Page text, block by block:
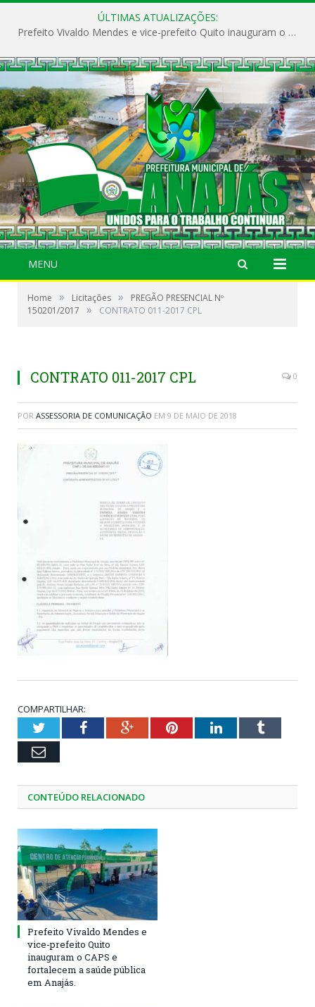
ÚLTIMAS ATUALIZAÇÕES:
Prefeito Vivaldo Mendes e vice-prefeito Quito inauguram o CAPS e fortalecem a saúde pública em Anajás.
MENU
Home » Licitações »
PREGÃO PRESENCIAL Nº
150201/2017
» CONTRATO 011-2017 CPL
CONTRATO 011-2017 CPL 0
POR ASSESSORIA DE COMUNICAÇÃO EM 9 DE MAIO DE 2018
COMPARTILHAR:
TwitterFacebookGoogle+PinterestLinkedInTumblr
Email
CONTEÚDO RELACIONADO
Prefeito Vivaldo Mendes e
vice-prefeito Quito
inauguram o CAPS e
fortalecem a saúde pública
em Anajás.